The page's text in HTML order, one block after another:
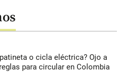
o cicla eléctrica? Ojo a
para circular en Colombia